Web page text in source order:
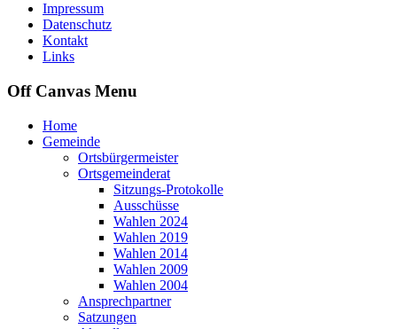
Impressum
Datenschutz
Kontakt
Links
Off Canvas Menu
Home
Gemeinde
Ortsbürgermeister
Ortsgemeinderat
Sitzungs-Protokolle
Ausschüsse
Wahlen 2024
Wahlen 2019
Wahlen 2014
Wahlen 2009
Wahlen 2004
Ansprechpartner
Satzungen